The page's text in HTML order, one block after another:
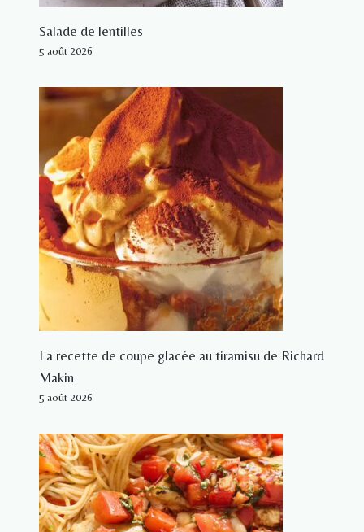
Salade de lentilles
5 août 2026
La recette de coupe glacée au tiramisu de Richard
Makin
5 août 2026